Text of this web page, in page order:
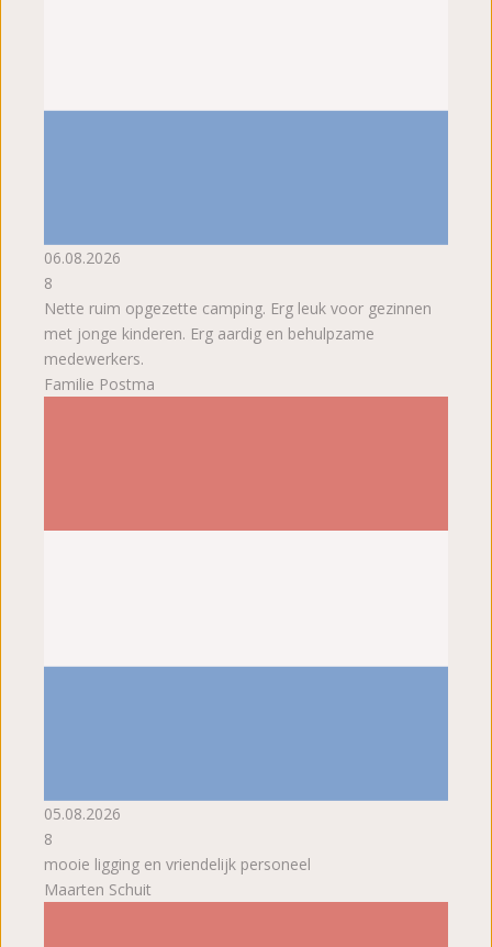
06.08.2026
8
Nette ruim opgezette camping. Erg leuk voor gezinnen
met jonge kinderen. Erg aardig en behulpzame
medewerkers.
Familie Postma
05.08.2026
8
mooie ligging en vriendelijk personeel
Maarten Schuit